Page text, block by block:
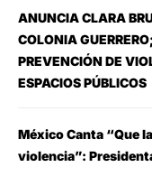
ANUNCIA CLARA
COLONIA
PREVENCIÓN DE
ESPACIOS PÚBLICOS
México Canta “Que
violencia”: